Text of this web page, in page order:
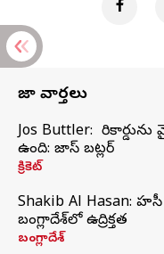
తాజా వార్తలు
Jos Buttler: నా
ఉంది: జాస్ బట్లర్
క్రికెట్
Shakib Al Hasan:
బంగ్లాదేశ్‌లో ఉద్రిక్తత
బంగ్లాదేశ్